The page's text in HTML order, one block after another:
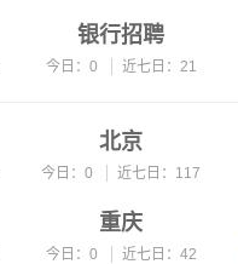
银行招聘
今日：0 近七日：21
今日：0 近七日：0
今日：0 近七日：0
北京
今日：0 近七日：117
重庆
今日：0 近七日：42